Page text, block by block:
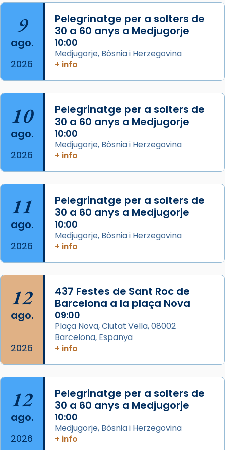
L’arquebisbe de Barcelona, el cardenal Joan
Josep Omella, ha presidit la missa i l’ha
concelebrat el bisbe auxiliar de Barcelona,
Mons. David Abadías.
📸 Dr. G. Simón
Foto
Arquebisbat de Barcelona
2 weeks ago
Memòria de les santes Juliana i
Acompanyant la història de sant Cugat, a
partir de l’Edat Mitjana sorgeix la tradició
que les santes Juliana (“relatiu a Júlia”) i
Semproniana (“relatiu a Semprònia =
eterna”) són deixebles seves. I l’any 1667, el
frare Joan Gaspar Roig, afirma en una obra
que les santes són filles de l’antiga Iluro.
Mataró en reivindicarà les relíq
Foto
View on Facebook · Share
9
ago.
2026
Pelegrinatge per a solters de
30 a 60 anys a Medjugorje
10:00
Medjugorje, Bòsnia i Herzegovina
+ info
10
ago.
2026
Pelegrinatge per a solters de
30 a 60 anys a Medjugorje
10:00
Medjugorje, Bòsnia i Herzegovina
+ info
11
ago.
2026
Pelegrinatge per a solters de
30 a 60 anys a Medjugorje
10:00
Medjugorje, Bòsnia i Herzegovina
+ info
12
ago.
2026
437 Festes de Sant Roc de
Barcelona a la plaça Nova
09:00
Plaça Nova, Ciutat Vella, 08002
Barcelona, Espanya
+ info
12
ago.
2026
Pelegrinatge per a solters de
30 a 60 anys a Medjugorje
10:00
Medjugorje, Bòsnia i Herzegovina
+ info